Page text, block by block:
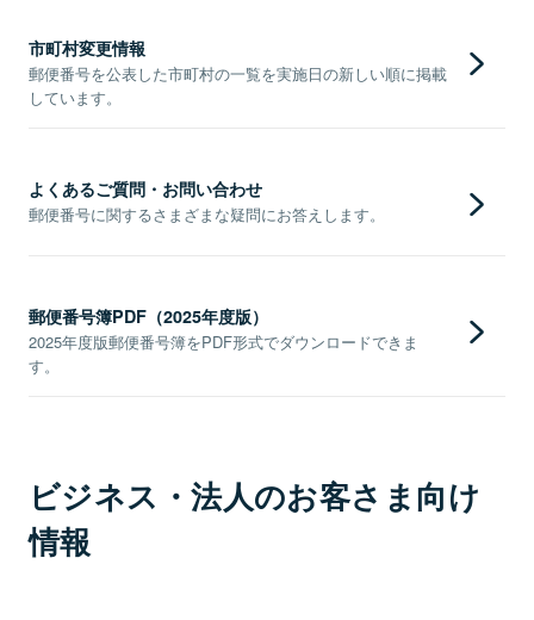
市町村変更情報
郵便番号を公表した市町村の一覧を実施日の新しい順に掲載
しています。
よくあるご質問・お問い合わせ
郵便番号に関するさまざまな疑問にお答えします。
郵便番号簿PDF（2025年度版）
2025年度版郵便番号簿をPDF形式でダウンロードできま
す。
ビジネス・法人のお客さま向け
情報